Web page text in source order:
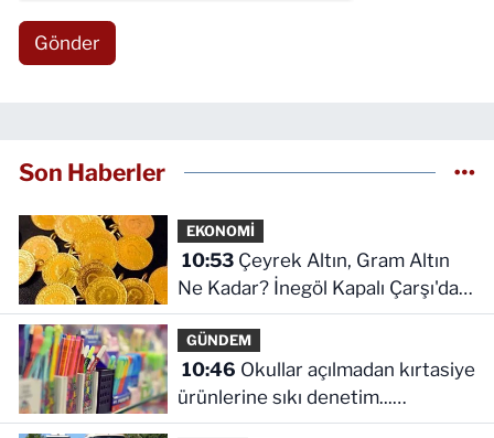
Gönder
Son Haberler
EKONOMİ
10:53Çeyrek Altın, Gram Altın
Ne Kadar? İnegöl Kapalı Çarşı'da
Altın Ne Kadar?
GÜNDEM
10:46
ürünlerine sıkı denetim...
Güvensiz ürünler toplatılacak!